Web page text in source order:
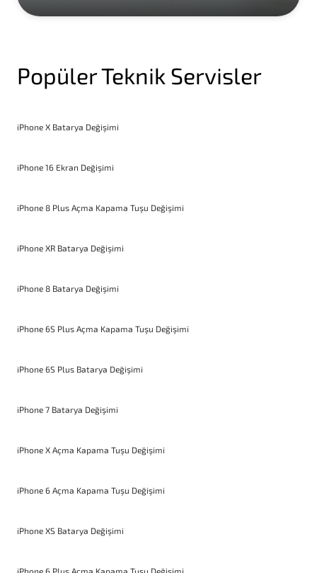
Popüler Teknik Servisler
iPhone X Batarya Değişimi
iPhone 16 Ekran Değişimi
iPhone 8 Plus Açma Kapama Tuşu Değişimi
iPhone XR Batarya Değişimi
iPhone 8 Batarya Değişimi
iPhone 6S Plus Açma Kapama Tuşu Değişimi
iPhone 6S Plus Batarya Değişimi
iPhone 7 Batarya Değişimi
iPhone X Açma Kapama Tuşu Değişimi
iPhone 6 Açma Kapama Tuşu Değişimi
iPhone XS Batarya Değişimi
iPhone 6 Plus Açma Kapama Tuşu Değişimi